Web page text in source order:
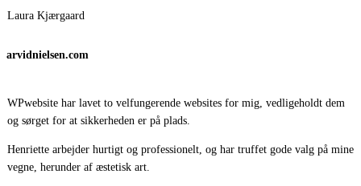
Laura Kjærgaard
arvidnielsen.com
WPwebsite har lavet to velfungerende websites for mig, vedligeholdt dem
og sørget for at sikkerheden er på plads.
Henriette arbejder hurtigt og professionelt, og har truffet gode valg på mine
vegne, herunder af æstetisk art.